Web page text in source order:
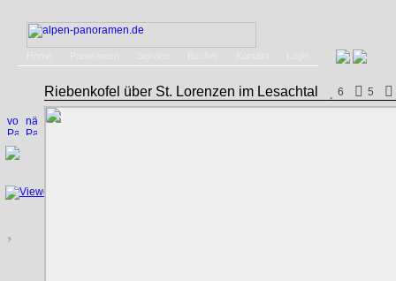
Riebenkofel über St. Lorenzen im Lesachtal 6 5